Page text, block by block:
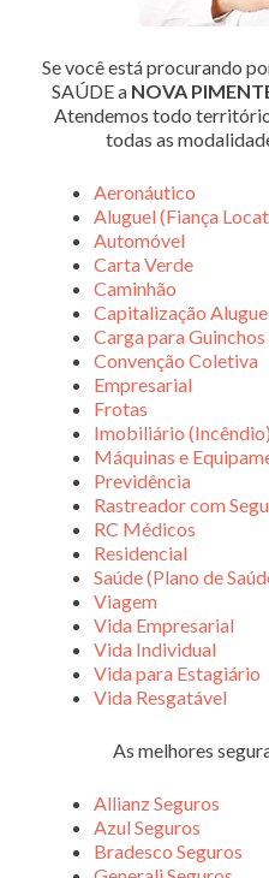
Se você está procurando
SAÚDE a NOVA
Atendemos todo
todas as
Aeronáutico
Aluguel (Fiança
Automóvel
Carta Verde
Caminhão
Capitalização
Carga para Guinchos
Convenção Coletiva
Empresarial
Frotas
Imobiliário (Incêndio)
Máquinas e
Previdência
Rastreador com
RC Médicos
Residencial
Saúde (Plano de
Viagem
Vida Empresarial
Vida Individual
Vida para Estagiário
Vida Resgatável
As melhores
Allianz Seguros
Azul Seguros
Bradesco Seguros